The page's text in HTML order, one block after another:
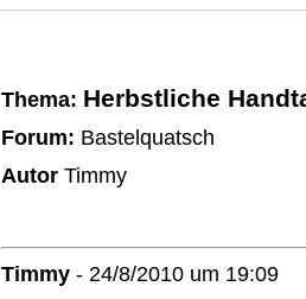
Thema: Herbstliche
Forum: Bastelquatsch
Autor Timmy
Timmy - 24/8/2010 um 19:09